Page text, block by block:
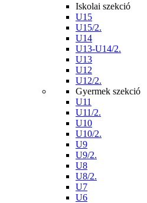
Iskolai szekció
U15
U15/2.
U14
U13-U14/2.
U13
U12
U12/2.
Gyermek szekció
U11
U11/2.
U10
U10/2.
U9
U9/2.
U8
U8/2.
U7
U6